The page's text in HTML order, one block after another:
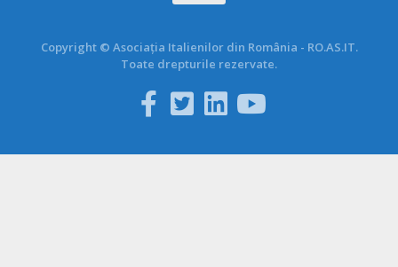
Copyright © Asociația Italienilor din România - RO.AS.IT.
Toate drepturile rezervate.